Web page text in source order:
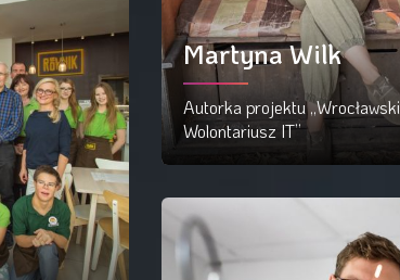
Martyna Wilk
Autorka projektu „Wrocławski
Wolontariusz IT”